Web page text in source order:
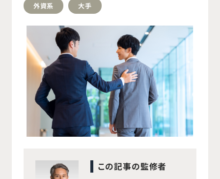
外資系 大手
この記事の監修者